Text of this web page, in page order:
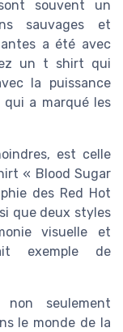
souvent un
sauvages et
a été avec
un t shirt qui
la puissance
qui a marqué les
est celle
« Blood Sugar
des Red Hot
que deux styles
visuelle et
exemple de
seulement
le monde de la